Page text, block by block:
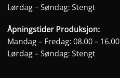
Lørdag – Søndag: Stengt
Åpningstider Produksjon:
Mandag – Fredag: 08.00 – 16.00
Lørdag – Søndag: Stengt